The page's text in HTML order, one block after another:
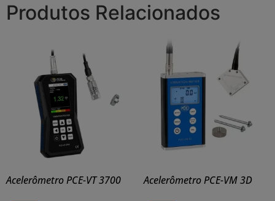
Produtos Relacionados
Acelerômetro PCE-VT 3700 Acelerômetro PCE-VM 3D